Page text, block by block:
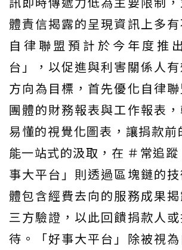
體責信揭露的呈現資訊上多有
自律聯盟預計於今年度推
台」，以促進與利害關係人
方向為目標，首先優化自律
團體的財務報表與工作報表
易懂的視覺化圖表，讓捐款前
能一站式的汲取，在 ＃常追
事大平台」則透過區塊鏈的
體包含經費去向的服務成果
三方驗證，以此回饋捐款人
待。「好事大平台」除被視